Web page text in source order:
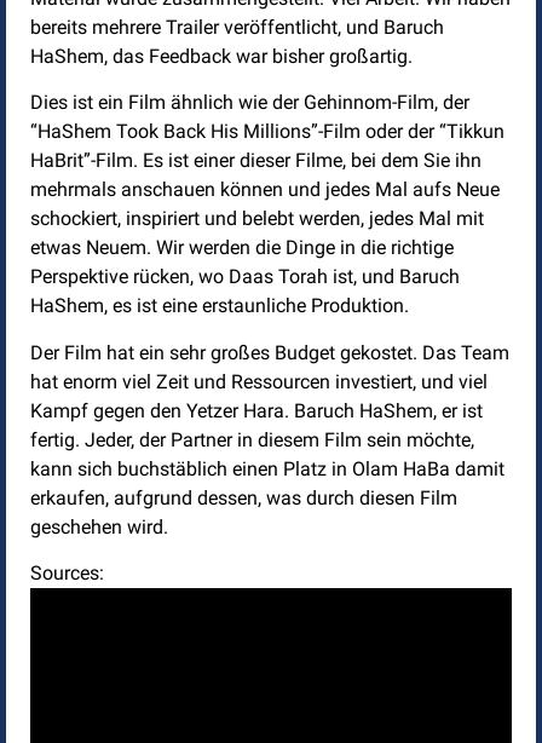
bereits mehrere Trailer veröffentlicht, und Baruch
HaShem, das Feedback war bisher großartig.
Dies ist ein Film ähnlich wie der Gehinnom-Film, der
“HaShem Took Back His Millions”-Film oder der “Tikkun
HaBrit”-Film. Es ist einer dieser Filme, bei dem Sie ihn
mehrmals anschauen können und jedes Mal aufs Neue
schockiert, inspiriert und belebt werden, jedes Mal mit
etwas Neuem. Wir werden die Dinge in die richtige
Perspektive rücken, wo Daas Torah ist, und Baruch
HaShem, es ist eine erstaunliche Produktion.
Der Film hat ein sehr großes Budget gekostet. Das Team
hat enorm viel Zeit und Ressourcen investiert, und viel
Kampf gegen den Yetzer Hara. Baruch HaShem, er ist
fertig. Jeder, der Partner in diesem Film sein möchte,
kann sich buchstäblich einen Platz in Olam HaBa damit
erkaufen, aufgrund dessen, was durch diesen Film
geschehen wird.
Sources: